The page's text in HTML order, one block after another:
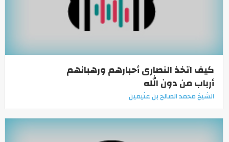
كيف اتخذ النصارى أحبارهم ورهبانهم
أرباب من دون الله
الشيخ محمد الصالح بن عثيمين